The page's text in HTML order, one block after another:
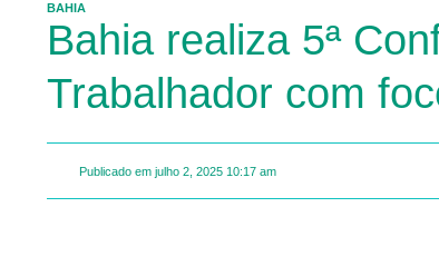
BAHIA
Bahia realiza 5ª
Trabalhador com
Publicado em julho 2, 2025 10:17 am